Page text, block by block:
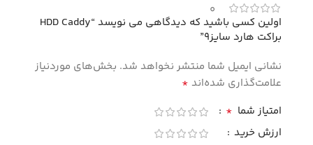
0
اولین کسی باشید که دیدگاهی می نویسد “HDD Caddy
براکت هارد سایز9”
نشانی ایمیل شما منتشر نخواهد شد. بخش‌های موردنیاز
علامت‌گذاری شده‌اند *
امتیاز شما *
ارزش خرید